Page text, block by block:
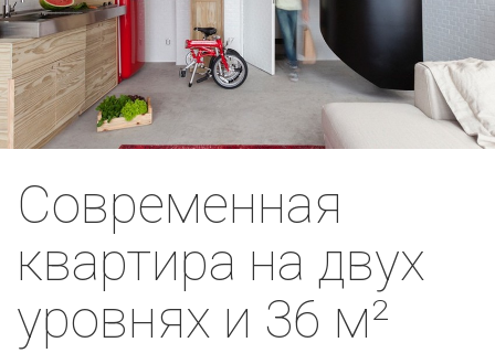
Современная
квартира на двух
уровнях и 36 м²